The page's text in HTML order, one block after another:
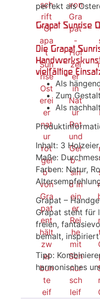
perfekt als
Grapat Sunrise
Die Grapat
vielfältige
Als
Zum
Als
Inhalt: 3
Maße:
Farben: Natur,
Grapat –
Grapat steht für
freien,
bemalt,
Tipp:
harmonisches